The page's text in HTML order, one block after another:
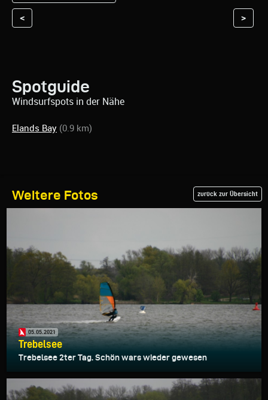
< >
Spotguide
Windsurfspots in der Nähe
Elands Bay (0.9 km)
Weitere Fotos zurück zur Übersicht
05.05.2021
Trebelsee
Trebelsee 2ter Tag. Schön wars wieder gewesen